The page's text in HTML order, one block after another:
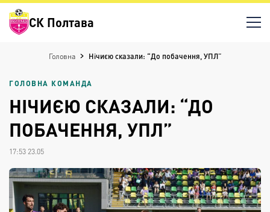
СК Полтава
Головна Нічиєю сказали: “До побачення, УПЛ”
ГОЛОВНА КОМАНДА
НІЧИЄЮ СКАЗАЛИ: “ДО
ПОБАЧЕННЯ, УПЛ”
17:53 23.05